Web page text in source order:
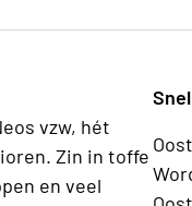
vzw, hét
Zin in toffe
en veel